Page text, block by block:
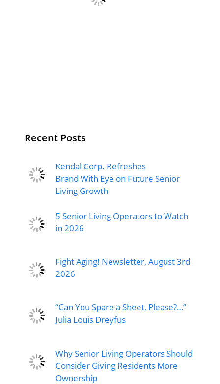
Recent Posts
Kendal Corp. Refreshes
Brand With Eye on Future Senior
Living Growth
5 Senior Living Operators to Watch
in 2026
Fight Aging! Newsletter, August 3rd
2026
“Can You Spare a Sheet, Please?…”
Julia Louis Dreyfus
Why Senior Living Operators Should
Consider Giving Residents More
Ownership